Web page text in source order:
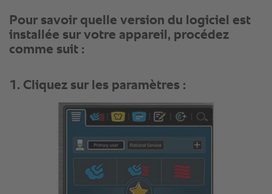
1. Cliquez sur les paramètres :